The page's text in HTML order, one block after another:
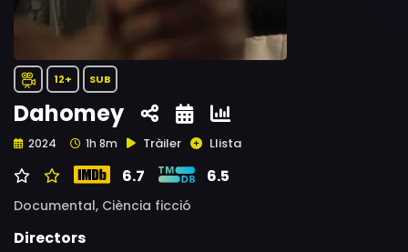
12+ SUB
Dahomey
2024 1h 8m Tràiler Llista
6.7 6.5
Documental, Ciència ficció
Directors